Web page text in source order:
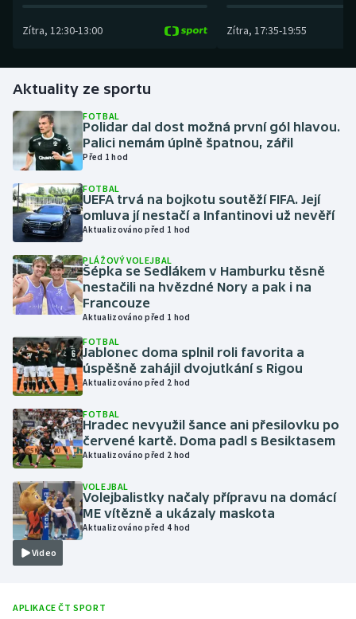
Futsal
Golf
Gymnastika
Házená
Jezdectví
Judo
Krasobruslení
Lezení
Lyže a snowboard
Moderní pětiboj
Motorsport
Olympijské hry
Parasport
Plavání
Plážový volejbal
Ragby
Zítra, 12:30-13:00 Zítra, 17:35-19:55
Aktuality ze sportu
FOTBAL
Polidar dal dost možná první gól hlavou.
Palici nemám úplně špatnou, zářil
Před 1 hod
FOTBAL
UEFA trvá na bojkotu soutěží FIFA. Její
omluva jí nestačí a Infantinovi už nevěří
Aktualizováno před 1 hod
PLÁŽOVÝ VOLEJBAL
Šépka se Sedlákem v Hamburku těsně
nestačili na hvězdné Nory a pak i na
Francouze
Aktualizováno před 1 hod
FOTBAL
Jablonec doma splnil roli favorita a
úspěšně zahájil dvojutkání s Rigou
Aktualizováno před 2 hod
FOTBAL
Hradec nevyužil šance ani přesilovku po
červené kartě. Doma padl s Besiktasem
Aktualizováno před 2 hod
Video
VOLEJBAL
Volejbalistky načaly přípravu na domácí
ME vítězně a ukázaly maskota
Aktualizováno před 4 hod
APLIKACE ČT SPORT